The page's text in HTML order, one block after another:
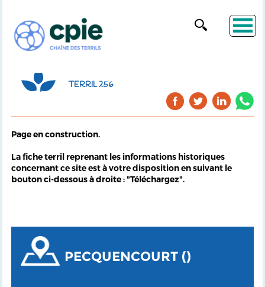
TERRIL 256
Page en construction.
La fiche terril reprenant les informations historiques
concernant ce site est à votre disposition en suivant le
bouton ci-dessous à droite : "Téléchargez".
PECQUENCOURT ()